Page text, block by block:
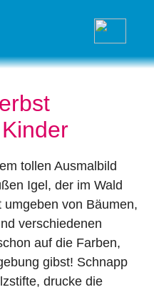
tollen Ausmalbild
Igel, der im Wald
von Bäumen,
verschiedenen
auf die Farben,
gibst! Schnapp
drucke die